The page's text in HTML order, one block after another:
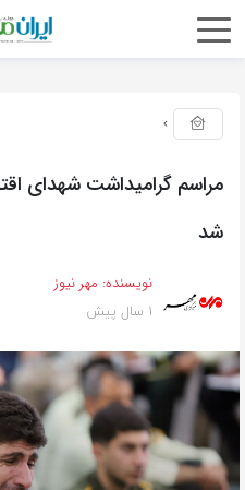
مراسم گرامیداشت شهدای
شد
نویسنده: مهر نیوز
1 سال پیش